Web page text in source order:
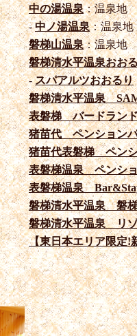
中の湯温泉：温泉地
-中ノ湯温泉：温泉地
磐梯山温泉：温泉地
磐梯清水平温泉おお
-スパアルツおおるり
磐梯清水平温泉
表磐梯 バードラン
猪苗代 ペンション
猪苗代表磐梯 ペン
表磐梯温泉 ペンシ
表磐梯温泉
磐梯清水平温泉 磐
磐梯清水平温泉 リ
【東日本エリア限定!